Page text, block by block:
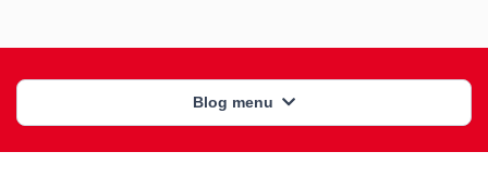
Blog menu